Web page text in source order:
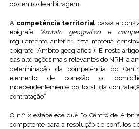
do centro de arbitragem.
A competência territorialpassa a
epígrafe
“Âmbito geográfico e
regulamento anterior, esta matéria
epígrafe “Âmbito geográfico”). É neste
das alterações mais relevantes do NRH: a
determinação da competência do
elemento de conexão o
independentemente do local da
contratação”.
O n.º 2 estabelece que “o Centro de
competente para a resolução de conflitos